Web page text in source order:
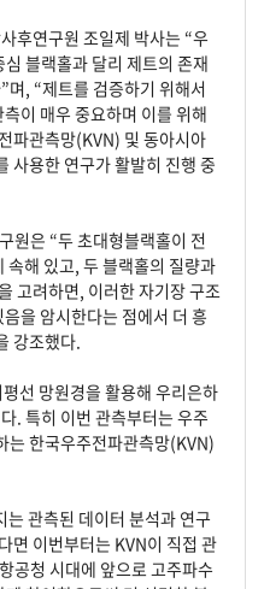
후연구원 조일제 박사는 “우
블랙홀과 달리 제트의 존재
며, “제트를 검증하기 위해서
이 매우 중요하며 이를 위해
파관측망(KVN) 및 동아시아
사용한 연구가 활발히 진행 중
원은 “두 초대형블랙홀이 전
속해 있고, 두 블랙홀의 질량과
고려하면, 이러한 자기장 구조
을 암시한다는 점에서 더 흥
강조했다.
선 망원경을 활용해 우리은하
. 특히 이번 관측부터는 우주
는 한국우주전파관측망(KVN)
관측된 데이터 분석과 연구
면 이번부터는 KVN이 직접 관
공청 시대에 앞으로 고주파수